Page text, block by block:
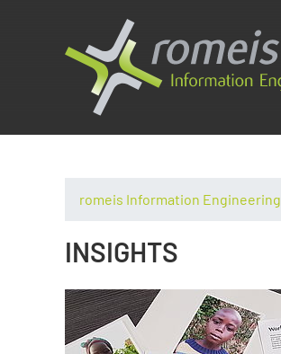
romeis Information Engineering
INSIGHTS